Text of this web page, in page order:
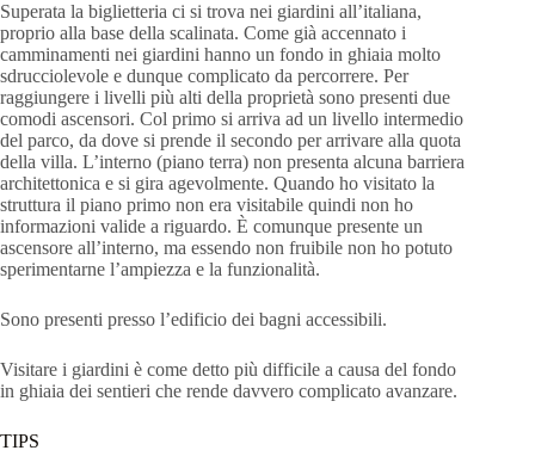
Superata la biglietteria ci si trova nei giardini all’italiana,
proprio alla base della scalinata. Come già accennato i
camminamenti nei giardini hanno un fondo in ghiaia molto
sdrucciolevole e dunque complicato da percorrere. Per
raggiungere i livelli più alti della proprietà sono presenti due
comodi ascensori. Col primo si arriva ad un livello intermedio
del parco, da dove si prende il secondo per arrivare alla quota
della villa. L’interno (piano terra) non presenta alcuna barriera
architettonica e si gira agevolmente. Quando ho visitato la
struttura il piano primo non era visitabile quindi non ho
informazioni valide a riguardo. È comunque presente un
ascensore all’interno, ma essendo non fruibile non ho potuto
sperimentarne l’ampiezza e la funzionalità.
Sono presenti presso l’edificio dei bagni accessibili.
Visitare i giardini è come detto più difficile a causa del fondo
in ghiaia dei sentieri che rende davvero complicato avanzare.
TIPS